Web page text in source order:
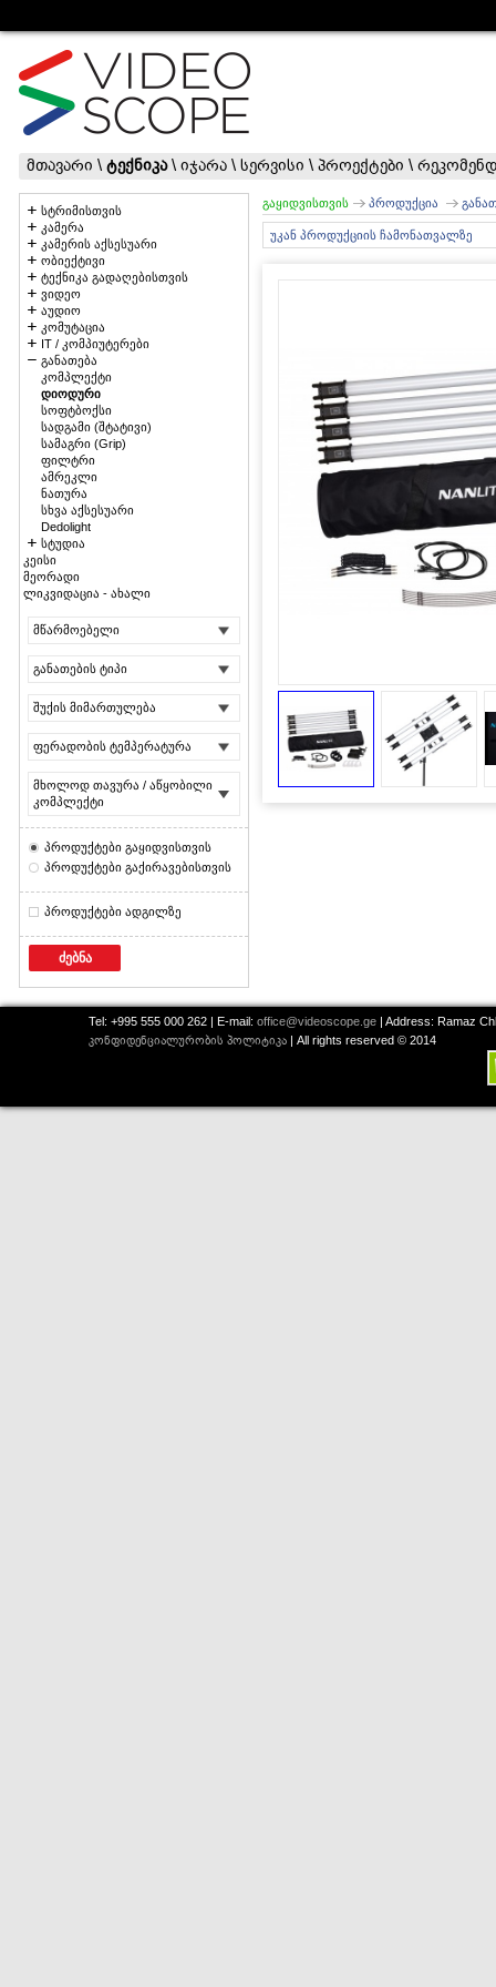
მთავარი \ ტექნიკა\ იჯარა \ სერვისი \ პროექტები \
სტრიმისთვის
კამერა
კამერის აქსესუარი
ობიექტივი
ტექნიკა გადაღებისთვის
ვიდეო
აუდიო
კომუტაცია
IT / კომპიუტერები
განათება
კომპლექტი
დიოდური
სოფტბოქსი
სადგამი (შტატივი)
სამაგრი (Grip)
ფილტრი
ამრეკლი
ნათურა
სხვა აქსესუარი
Dedolight
სტუდია
კეისი
მეორადი
ლიკვიდაცია - ახალი
მწარმოებელი
განათების ტიპი
შუქის მიმართულება
ფერადობის ტემპერატურა
მხოლოდ თავურა / აწყობილი
კომპლექტი
პროდუქტები გაყიდვისთვის
პროდუქტები გაქირავებისთვის
პროდუქტები ადგილზე
ძებნა
გაყიდვისთვის პროდუქცია
უკან პროდუქციის ჩამონათვალზე
Tel: +995 555 000 262 | E-mail: office@videoscope.ge | Address: Ramaz
კონფიდენციალურობის პოლიტიკა | All rights reserved © 2014